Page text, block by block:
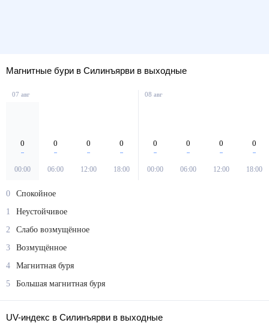
Магнитные бури в Силинъярви в выходные
07 авг
0
00:00
0
06:00
0
12:00
0
18:00
08 авг
0
00:00
0
06:00
0
12:00
0
18:00
0
Спокойное
1
Неустойчивое
2
Слабо возмущённое
3
Возмущённое
4
Магнитная буря
5
Большая магнитная буря
UV-индекс в Силинъярви в выходные